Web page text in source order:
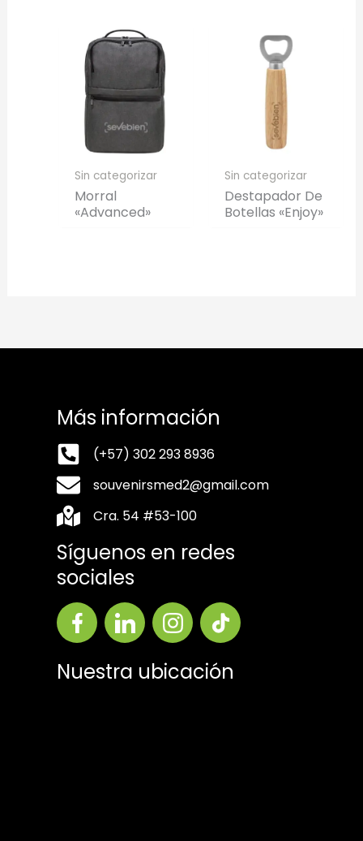
Sin categorizar
Morral
«Advanced»
Sin categorizar
Destapador De
Botellas «Enjoy»
Más información
(+57) 302 293 8936
souvenirsmed2@gmail.com
Cra. 54 #53-100
Síguenos en redes
sociales
Nuestra ubicación